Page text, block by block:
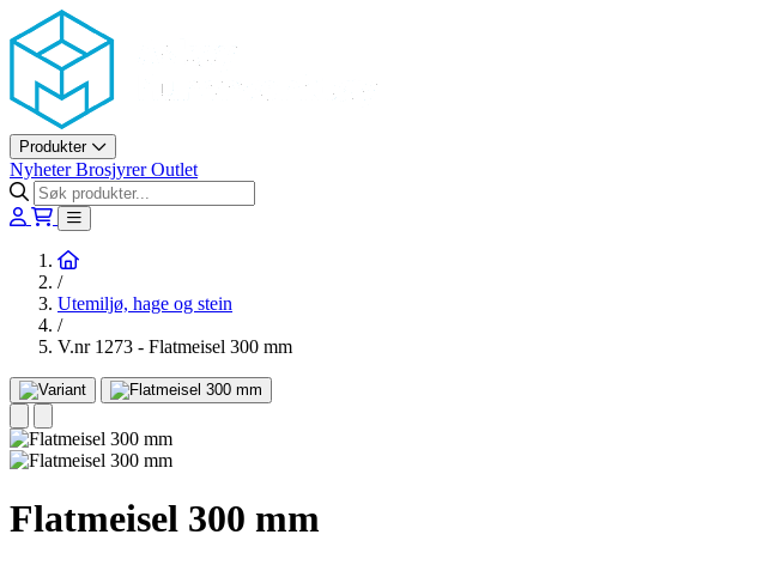
Askøy Murerverktøy AS
Produkter
NyheterBrosjyrerOutlet
Hjem
/
Utemiljø, hage og stein
/
V.nr 1273 - Flatmeisel 300 mm
Flatmeisel 300 mm